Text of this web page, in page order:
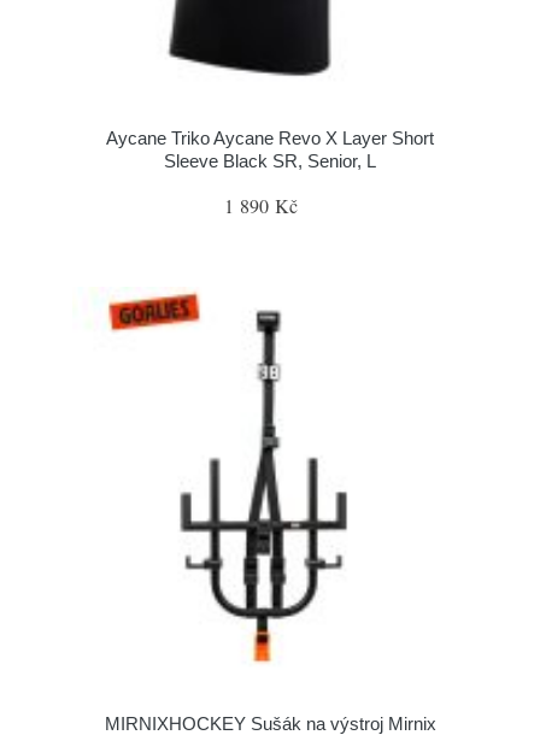
Aycane Triko Aycane Revo X Layer Short
Sleeve Black SR, Senior, L
1 890 Kč
MIRNIXHOCKEY Sušák na výstroj Mirnix